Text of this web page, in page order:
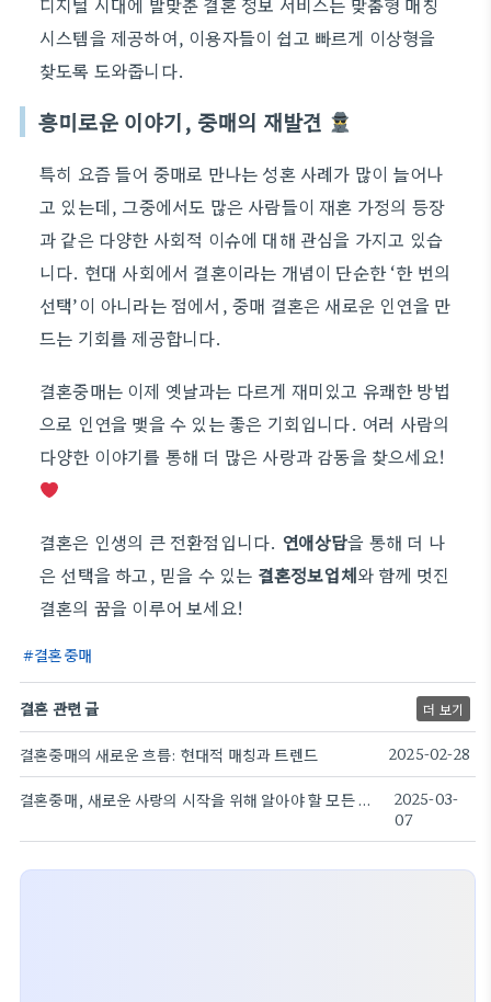
시스템을 제공하여, 이용자들이 쉽고 빠르게 이상형을
찾도록 도와줍니다.
흥미로운 이야기, 중매의 재발견
특히 요즘 들어 중매로 만나는 성혼 사례가 많이 늘어나
고 있는데, 그중에서도 많은 사람들이 재혼 가정의 등장
과 같은 다양한 사회적 이슈에 대해 관심을 가지고 있습
니다. 현대 사회에서 결혼이라는 개념이 단순한 ‘한 번의
선택’이 아니라는 점에서, 중매 결혼은 새로운 인연을 만
드는 기회를 제공합니다.
결혼중매는 이제 옛날과는 다르게 재미있고 유쾌한 방법
으로 인연을 맺을 수 있는 좋은 기회입니다. 여러 사람의
다양한 이야기를 통해 더 많은 사랑과 감동을 찾으세요!
결혼은 인생의 큰 전환점입니다. 연애상담을 통해 더 나
은 선택을 하고, 믿을 수 있는 결혼정보업체와 함께 멋진
결혼의 꿈을 이루어 보세요!
결혼중매
결혼 관련 글 더 보기
결혼중매의 새로운 흐름: 현대적 매칭과 트렌드 2025-02-28
결혼중매, 새로운 사랑의 시작을 위해 알아야 할 모든 것!
2025-03-
07